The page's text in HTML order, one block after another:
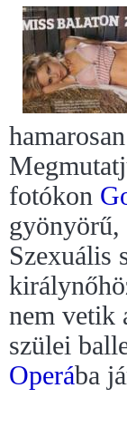
fotókon
gyönyörű,
Szexuális
nem vetik
szülei
Operába